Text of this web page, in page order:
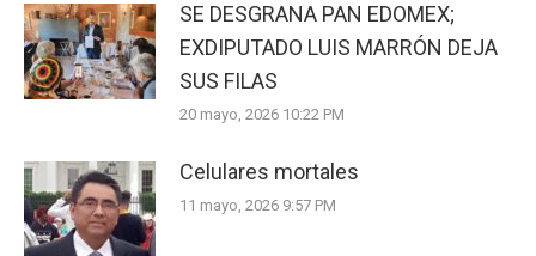
SE DESGRANA PAN EDOMEX;
EXDIPUTADO LUIS MARRÓN DEJA
SUS FILAS
20 mayo, 2026 10:22 PM
Celulares mortales
11 mayo, 2026 9:57 PM